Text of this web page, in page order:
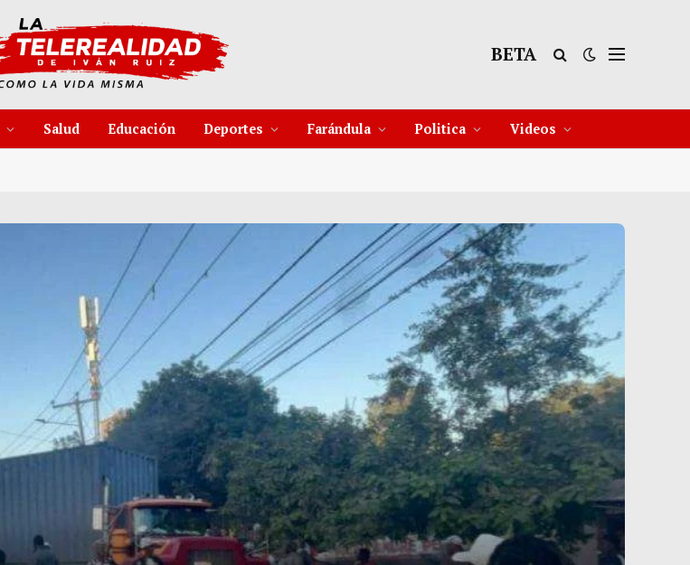
10 Ago 39°C 12 Ago 38°C
BETA
Salud Educación Deportes Farándula Politica Videos